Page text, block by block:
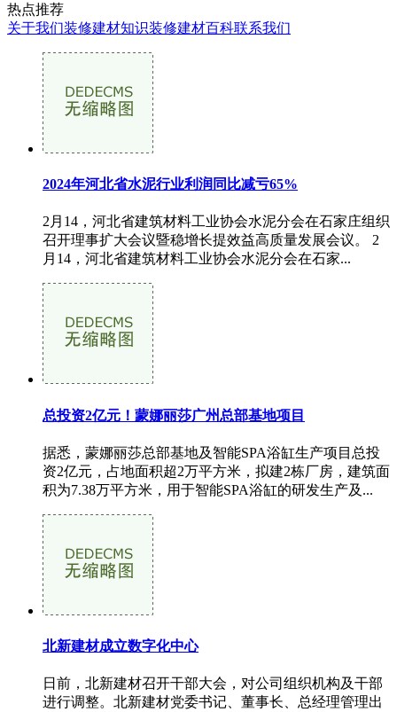
热点推荐
关于我们装修建材知识装修建材百科联系我们
2024年河北省水泥行业利润同比减亏65%
2月14，河北省建筑材料工业协会水泥分会在石家庄组织
召开理事扩大会议暨稳增长提效益高质量发展会议。 2
月14，河北省建筑材料工业协会水泥分会在石家...
总投资2亿元！蒙娜丽莎广州总部基地项目
据悉，蒙娜丽莎总部基地及智能SPA浴缸生产项目总投
资2亿元，占地面积超2万平方米，拟建2栋厂房，建筑面
积为7.38万平方米，用于智能SPA浴缸的研发生产及...
北新建材成立数字化中心
日前，北新建材召开干部大会，对公司组织机构及干部
进行调整。北新建材党委书记、董事长、总经理管理出